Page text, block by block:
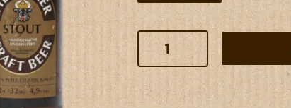
Vielanker
Stout
Menge